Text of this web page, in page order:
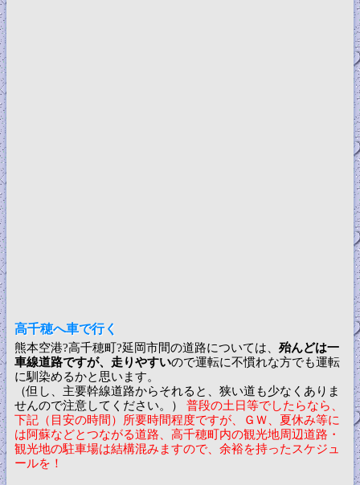
高千穂へ車で行く
熊本空港?高千穂町?延岡市間の道路については、 殆んどは一
車線道路ですが、走りやすいので運転に不慣れな方でも運転
に馴染めるかと思います。
（但し、主要幹線道路からそれると、狭い道も少なくありま
せんので注意してください。） 普段の土日等でしたらなら、
下記（目安の時間）所要時間程度ですが、ＧＷ、夏休み等に
は阿蘇などとつながる道路、高千穂町内の観光地周辺道路・
観光地の駐車場は結構混みますので、余裕を持ったスケジュ
ールを！